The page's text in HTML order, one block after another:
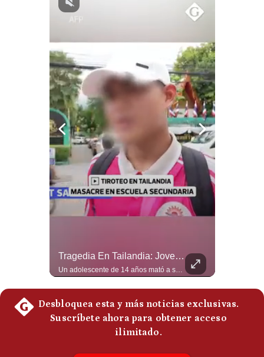
Condiciones
Preguntas
Frecuentes
Tragedia En Tailandia: Joven De 14 Años Ataca A Su Familia Y Colegio | Gestión Mundo
Un adolescente de 14 años mató a sus abuelos y luego atacó su colegio de secundaria en Tailandia, dejando cinco fallecidos adicionales y más de 30 heridos antes de quitarse la vida. Según las autoridades y el primer ministro Anutin Charnvirakul, el hecho habría sido motivado por estrés académico extremo. El suceso reabre el debate sobre la alta posesión de armas de fuego en el país asiático. #Tailandia #Noticias #UltimaHora #NoticiasInternacionales #Shorts 👉 Suscríbete y activa la campana para no perderte nuestro análisis diario. 🌎 Síguenos en nuestras redes sociales: 📌 Web oficial: https://gestion.pe/mundo/ 📌 LinkedIn: http://bit.ly/3HYIET0 📌 X (Twitter): http://bit.ly/4noZtX9 📌 TikTok: http://bit.ly/4evB6TO